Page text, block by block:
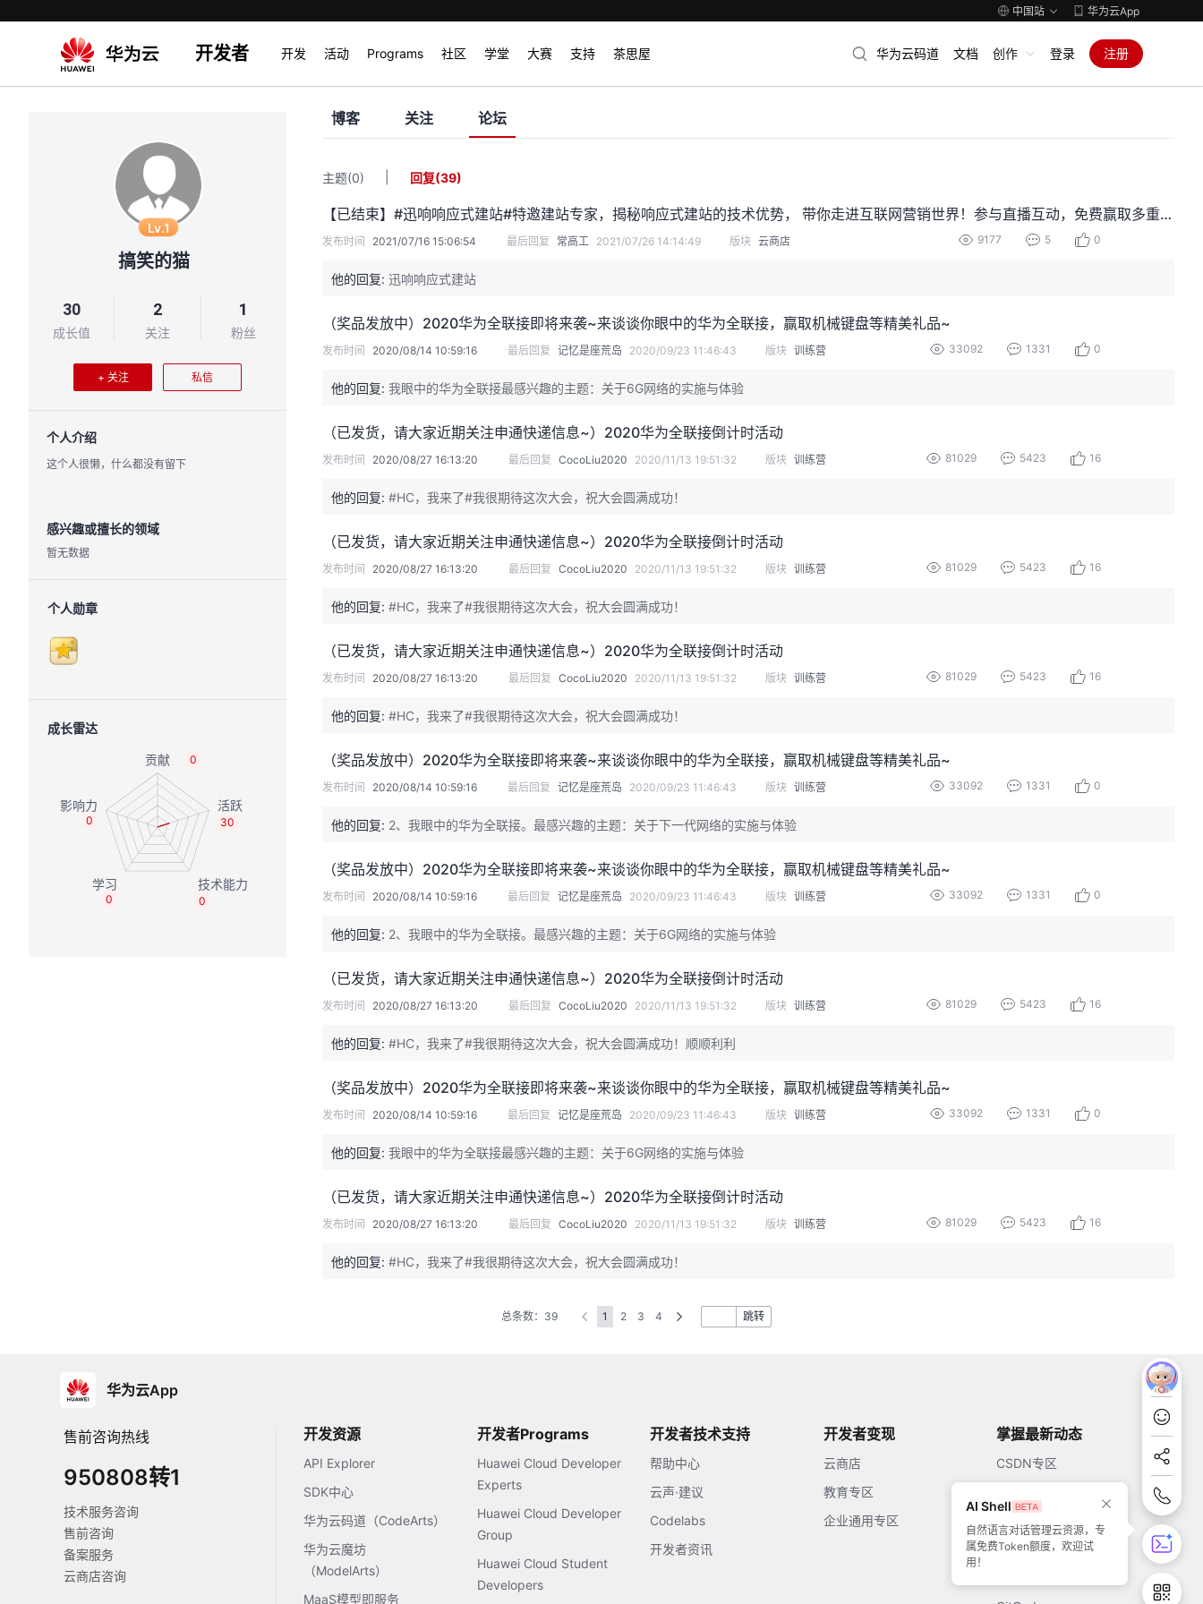
中国站 华为云App
开发者 开发 活动 Programs 社区 学堂 大赛 支持 茶思屋 华为云码道 文档 创作 登录 注册
Lv.1
搞笑的猫
30
成长值
2
关注
1
粉丝
+ 关注 私信
个人介绍
这个人很懒，什么都没有留下
感兴趣或擅长的领域
暂无数据
个人勋章
成长雷达
0
30
0
0
0
博客 关注 论坛
主题(0) 回复(39)
【已结束】#迅响响应式建站#特邀建站专家，揭秘响应式建站的技术优势， 带你走进互联网营销世界！参与直播互动，免费赢取多重好礼！
发布时间 2021/07/16 15:06:54 最后回复 常高工 2021/07/26 14:14:49 版块 云商店 9177 5 0
他的回复: 迅响响应式建站
（奖品发放中）2020华为全联接即将来袭~来谈谈你眼中的华为全联接，赢取机械键盘等精美礼品~
发布时间 2020/08/14 10:59:16 最后回复 记忆是座荒岛 2020/09/23 11:46:43 版块 训练营 33092 1331 0
他的回复: 我眼中的华为全联接最感兴趣的主题：关于6G网络的实施与体验
（已发货，请大家近期关注申通快递信息~）2020华为全联接倒计时活动
发布时间 2020/08/27 16:13:20 最后回复 CocoLiu2020 2020/11/13 19:51:32 版块 训练营 81029 5423 16
他的回复: #HC，我来了#我很期待这次大会，祝大会圆满成功！
（已发货，请大家近期关注申通快递信息~）2020华为全联接倒计时活动
发布时间 2020/08/27 16:13:20 最后回复 CocoLiu2020 2020/11/13 19:51:32 版块 训练营 81029 5423 16
他的回复: #HC，我来了#我很期待这次大会，祝大会圆满成功！
（已发货，请大家近期关注申通快递信息~）2020华为全联接倒计时活动
发布时间 2020/08/27 16:13:20 最后回复 CocoLiu2020 2020/11/13 19:51:32 版块 训练营 81029 5423 16
他的回复: #HC，我来了#我很期待这次大会，祝大会圆满成功！
（奖品发放中）2020华为全联接即将来袭~来谈谈你眼中的华为全联接，赢取机械键盘等精美礼品~
发布时间 2020/08/14 10:59:16 最后回复 记忆是座荒岛 2020/09/23 11:46:43 版块 训练营 33092 1331 0
他的回复: 2、我眼中的华为全联接。最感兴趣的主题：关于下一代网络的实施与体验
（奖品发放中）2020华为全联接即将来袭~来谈谈你眼中的华为全联接，赢取机械键盘等精美礼品~
发布时间 2020/08/14 10:59:16 最后回复 记忆是座荒岛 2020/09/23 11:46:43 版块 训练营 33092 1331 0
他的回复: 2、我眼中的华为全联接。最感兴趣的主题：关于6G网络的实施与体验
（已发货，请大家近期关注申通快递信息~）2020华为全联接倒计时活动
发布时间 2020/08/27 16:13:20 最后回复 CocoLiu2020 2020/11/13 19:51:32 版块 训练营 81029 5423 16
他的回复: #HC，我来了#我很期待这次大会，祝大会圆满成功！顺顺利利
（奖品发放中）2020华为全联接即将来袭~来谈谈你眼中的华为全联接，赢取机械键盘等精美礼品~
发布时间 2020/08/14 10:59:16 最后回复 记忆是座荒岛 2020/09/23 11:46:43 版块 训练营 33092 1331 0
他的回复: 我眼中的华为全联接最感兴趣的主题：关于6G网络的实施与体验
（已发货，请大家近期关注申通快递信息~）2020华为全联接倒计时活动
发布时间 2020/08/27 16:13:20 最后回复 CocoLiu2020 2020/11/13 19:51:32 版块 训练营 81029 5423 16
他的回复: #HC，我来了#我很期待这次大会，祝大会圆满成功！
总条数：39 1 2 3 4 跳转
华为云App
售前咨询热线
950808转1
技术服务咨询
售前咨询
备案服务
云商店咨询
开发资源
API Explorer
SDK中心
华为云码道（CodeArts）
华为云魔坊
（ModelArts）
MaaS模型即服务
开发者Programs
Huawei Cloud Developer
Experts
Huawei Cloud Developer
Group
Huawei Cloud Student
Developers
开发者技术支持
帮助中心
云声·建议
Codelabs
开发者资讯
开发者变现
云商店
教育专区
企业通用专区
掌握最新动态
CSDN专区
51CTO
AI Shell
自然语言对话管理云资源，专
属免费Token额度，欢迎试
用！